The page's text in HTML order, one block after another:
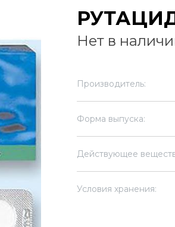
Нет в
Производитель:
Форма выпуска:
Действующее
Условия хранения: